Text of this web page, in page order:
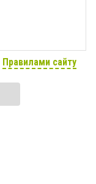
Правилами сайту